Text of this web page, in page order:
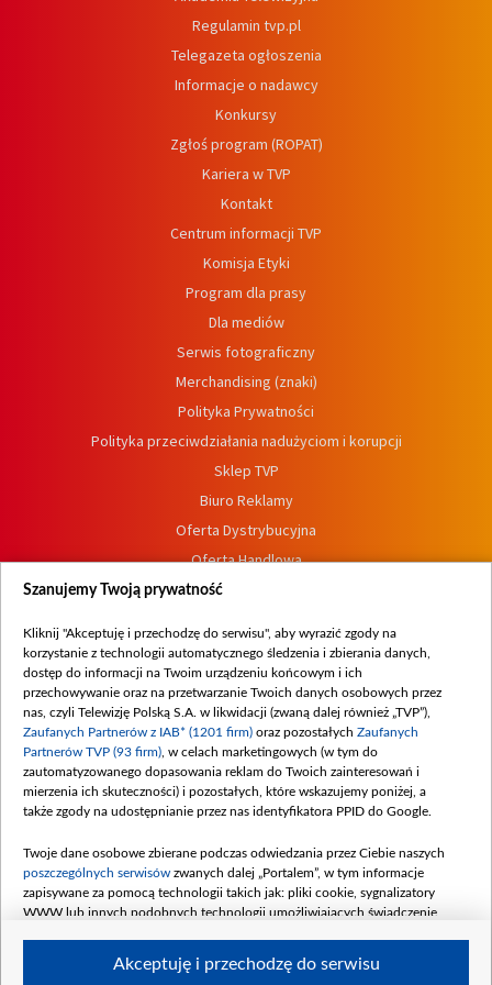
Regulamin tvp.pl
Telegazeta ogłoszenia
Informacje o nadawcy
Konkursy
Zgłoś program (ROPAT)
Kariera w TVP
Kontakt
Centrum informacji TVP
Komisja Etyki
Program dla prasy
Dla mediów
Serwis fotograficzny
Merchandising (znaki)
Polityka Prywatności
Polityka przeciwdziałania nadużyciom i korupcji
Sklep TVP
Biuro Reklamy
Oferta Dystrybucyjna
Oferta Handlowa
Dostępność
Procedura zgłoszeń wewnętrznych
Szanujemy Twoją prywatność
Kliknij "Akceptuję i przechodzę do serwisu", aby wyrazić zgody na
korzystanie z technologii automatycznego śledzenia i zbierania danych,
dostęp do informacji na Twoim urządzeniu końcowym i ich
przechowywanie oraz na przetwarzanie Twoich danych osobowych przez
nas, czyli Telewizję Polską S.A. w likwidacji (zwaną dalej również „TVP”),
Zaufanych Partnerów z IAB* (1201 firm) oraz pozostałych Zaufanych
Partnerów TVP (93 firm) , w celach marketingowych (w tym do
zautomatyzowanego dopasowania reklam do Twoich zainteresowań i
mierzenia ich skuteczności) i pozostałych, które wskazujemy poniżej, a
także zgody na udostępnianie przez nas identyfikatora PPID do Google.
Twoje dane osobowe zbierane podczas odwiedzania przez Ciebie naszych
poszczególnych serwisów zwanych dalej „Portalem”, w tym informacje
zapisywane za pomocą technologii takich jak: pliki cookie, sygnalizatory
WWW lub innych podobnych technologii umożliwiających świadczenie
Akceptuję i przechodzę do serwisu